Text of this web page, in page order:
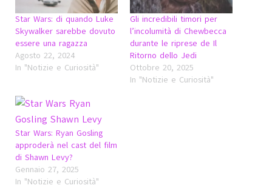
Star Wars: di quando Luke
Skywalker sarebbe dovuto
essere una ragazza
Agosto 22, 2024
In "Notizie e Curiosità"
Gli incredibili timori per
l’incolumità di Chewbecca
durante le riprese de Il
Ritorno dello Jedi
Ottobre 20, 2025
In "Notizie e Curiosità"
Star Wars: Ryan Gosling
approderà nel cast del film
di Shawn Levy?
Gennaio 27, 2025
In "Notizie e Curiosità"